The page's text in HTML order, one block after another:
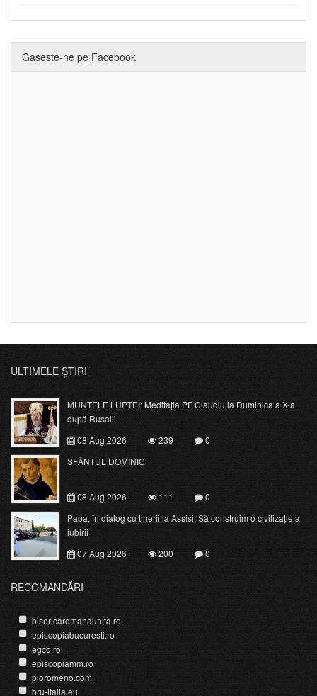
Gaseste-ne pe Facebook
ULTIMELE ȘTIRI
MUNTELE LUPTEI: Meditația PF Claudiu la Duminica a X-a
după Rusalii
08 Aug 2026
239
0
SFÂNTUL DOMINIC
08 Aug 2026 111
0
Papa, în dialog cu tinerii la Assisi: Să construim o civilizație a
iubirii
07 Aug 2026
200 0
RECOMANDĂRI
bisericaromanaunita.ro
episcopiabucuresti.ro
egco.ro
episcopiamm.ro
pioromeno.com
bru-italia.eu